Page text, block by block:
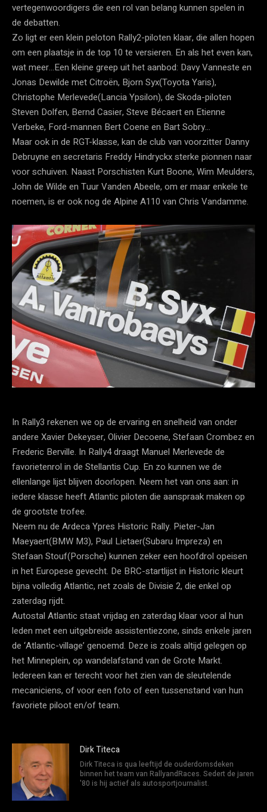
vertegenwoordigers die een rol van belang kunnen spelen in
de debatten.
Zo ligt er een klein peloton Rally2-piloten klaar, die allen hopen
om een plaatsje in de top 10 te versieren. En als het even kan,
wat meer…Een kleine greep uit het aanbod: Davy Vanneste en
Jonas Dewilde met Citroën, Bjorn Syx(Toyota Yaris),
Christophe Merlevede(Lancia Ypsilon), de Skoda-piloten
Steven Dolfen, Bernd Casier, Steve Bécaert en Etienne
Verbeke, Ford-mannen Bert Coene en Bart Sobry…
Maar ook in de RGT-klasse, kan de club van voorzitter Danny
Debruyne en secretaris Freddy Hindryckx sterke pionnen naar
voor schuiven. Naast Porschisten Kurt Boone, Wim Meulders,
John de Wilde en Tuur Vanden Abeele, om er maar enkele te
noemen, is er ook nog de Alpine A110 van Chris Vandamme.
In Rally3 rekenen we op de ervaring en snelheid van onder
andere Xavier Dekeyser, Olivier Decoene, Stefaan Crombez en
Frederic Berville. In Rally4 draagt Manuel Merlevede de
favorietenrol in de Stellantis Cup. En zo kunnen we de
ellenlange lijst blijven doorlopen. Neem het van ons aan: in
iedere klasse heeft Atlantic piloten die aanspraak maken op
de grootste trofee.
Neem nu de Ardeca Ypres Historic Rally. Pieter-Jan
Maeyaert(BMW M3), Paul Lietaer(Subaru Impreza) en
Stefaan Stouf(Porsche) kunnen zeker een hoofdrol opeisen
in het Europese gevecht. De BRC-startlijst in Historic kleurt
bijna volledig Atlantic, net zoals de Divisie 2, die enkel op
zaterdag rijdt.
Autostal Atlantic staat vrijdag en zaterdag klaar voor al hun
leden met een uitgebreide assistentiezone, sinds enkele jaren
de ‘Atlantic-village’ genoemd. Deze is zoals altijd gelegen op
het Minneplein, op wandelafstand van de Grote Markt.
Iedereen kan er terecht voor het zien van de sleutelende
mecaniciens, of voor een foto of een tussenstand van hun
favoriete piloot en/of team.
Dirk Titeca
Dirk Titeca is qua leeftijd de ouderdomsdeken
binnen het team van RallyandRaces. Sedert de jaren
'80 is hij actief als autosportjournalist.